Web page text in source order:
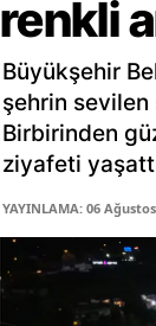
renkli
Büyükşehir
şehrin sevilen
Birbirinden
ziyafeti
YAYINLAMA: 06